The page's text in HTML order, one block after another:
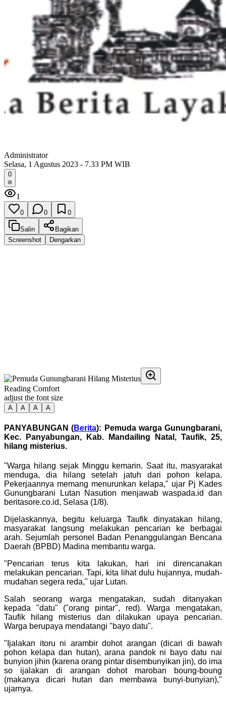
Administrator
Selasa, 1 Agustus 2023 - 7.33 PM WIB
0
1
0 0 0
Salin
Bagikan
Screenshot
Dengarkan
Reading Comfort
adjust the font size
A A A A
PANYABUNGAN (Berita): Pemuda warga Gunungbarani,
Kec. Panyabungan, Kab. Mandailing Natal, Taufik, 25,
hilang misterius.
"Warga hilang sejak Minggu kemarin. Saat itu, masyarakat
menduga, dia hilang setelah jatuh dari pohon kelapa.
Pekerjaannya memang menurunkan kelapa," ujar Pj Kades
Gunungbarani Lutan Nasution menjawab waspada.id dan
beritasore.co.id, Selasa (1/8).
Dijelaskannya, begitu keluarga Taufik dinyatakan hilang,
masyarakat langsung melakukan pencarian ke berbagai
arah. Sejumlah personel Badan Penanggulangan Bencana
Daerah (BPBD) Madina membantu warga.
"Pencarian terus kita lakukan, hari ini direncanakan
melakukan pencarian. Tapi, kita lihat dulu hujannya, mudah-
mudahan segera reda," ujar Lutan.
Salah seorang warga mengatakan, sudah ditanyakan
kepada "datu" ("orang pintar", red). Warga mengatakan,
Taufik hilang misterius dan dilakukan upaya pencarian.
Warga berupaya mendatangi "bayo datu".
"Ijalakan itoru ni arambir dohot arangan (dicari di bawah
pohon kelapa dan hutan), arana pandok ni bayo datu nai
bunyion jihin (karena orang pintar disembunyikan jin), do ima
so ijalakan di arangan dohot maroban boung-boung
(makanya dicari hutan dan membawa bunyi-bunyian),"
ujarnya.